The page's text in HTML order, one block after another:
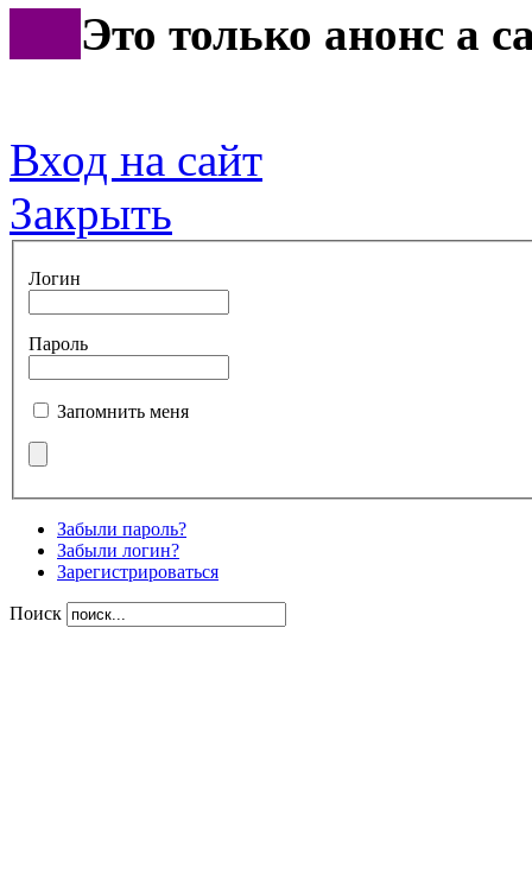
Это только анонс а
Вход на сайт
Закрыть
Логин
Пароль
Запомнить меня
Забыли пароль?
Забыли логин?
Зарегистрироваться
Поиск